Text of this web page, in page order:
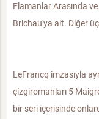
Flamanlar Arasında
Brichau'ya ait. Diğer
LeFrancq imzasıyla
çizgiromanları 5
bir seri içerisinde